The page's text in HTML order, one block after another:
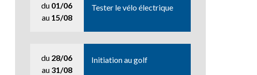
du 01/06
au 15/08
Tester le vélo électrique
du 28/06
au 31/08
Initiation au golf